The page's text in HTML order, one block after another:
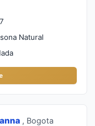
Natural
, Bogota